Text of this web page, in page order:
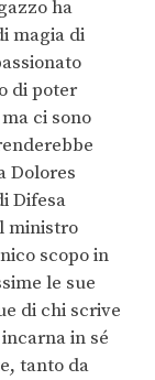
ha
magia di
di poter
ci sono
Dolores
Difesa
ministro
scopo in
le sue
di chi scrive
in sé
tanto da